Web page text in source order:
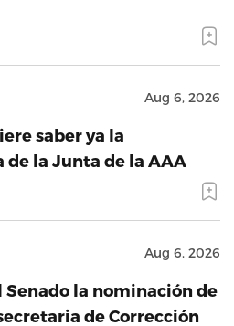
Aug 6, 2026
saber ya la
la Junta de la AAA
Aug 6, 2026
la nominación de
de Corrección